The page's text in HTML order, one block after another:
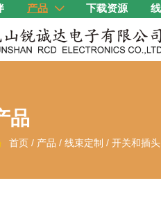
产品  下载资源
品
首页 / 产品 /线束定制 /开关和插